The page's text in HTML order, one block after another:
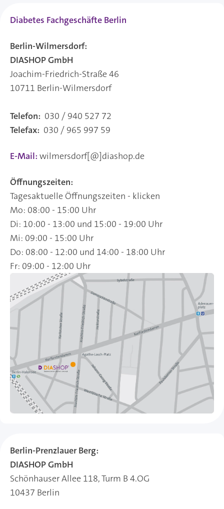
Diabetes Fachgeschäfte Berlin
Berlin-Wilmersdorf:
DIASHOP GmbH
Joachim-Friedrich-Straße 46
10711 Berlin-Wilmersdorf
Telefon: 030 / 940 527 72
Telefax: 030 / 965 997 59
E-Mail: wilmersdorf[@]diashop.de
Öffnungszeiten:
Tagesaktuelle Öffnungszeiten - klicken
Mo: 08:00 - 15:00 Uhr
Di: 10:00 - 13:00 und 15:00 - 19:00 Uhr
Mi: 09:00 - 15:00 Uhr
Do: 08:00 - 12:00 und 14:00 - 18:00 Uhr
Fr: 09:00 - 12:00 Uhr
Berlin-Prenzlauer Berg:
DIASHOP GmbH
Schönhauser Allee 118, Turm B 4.OG
10437 Berlin